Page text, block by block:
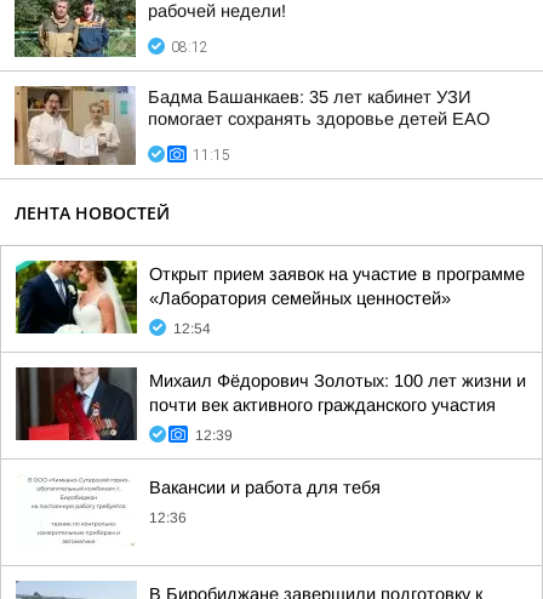
рабочей недели!
08:12
Бадма Башанкаев: 35 лет кабинет УЗИ
помогает сохранять здоровье детей ЕАО
11:15
ЛЕНТА НОВОСТЕЙ
Открыт прием заявок на участие в программе
«Лаборатория семейных ценностей»
12:54
Михаил Фёдорович Золотых: 100 лет жизни и
почти век активного гражданского участия
12:39
Вакансии и работа для тебя
12:36
В Биробиджане завершили подготовку к